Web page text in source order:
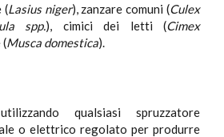
(Lasius niger), zanzare comuni (Culex
spp.), cimici dei letti (Cimex
(Musca domestica).
qualsiasi spruzzatore
o elettrico regolato per produrre